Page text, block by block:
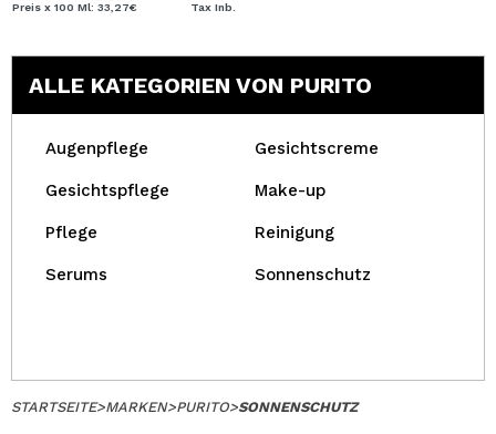
Preis x 100 Ml: 33,27€ Tax Inb.
ALLE KATEGORIEN VON PURITO
Augenpflege Gesichtscreme
Gesichtspflege Make-up
Pflege Reinigung
Serums Sonnenschutz
STARTSEITE>MARKEN>PURITO>SONNENSCHUTZ